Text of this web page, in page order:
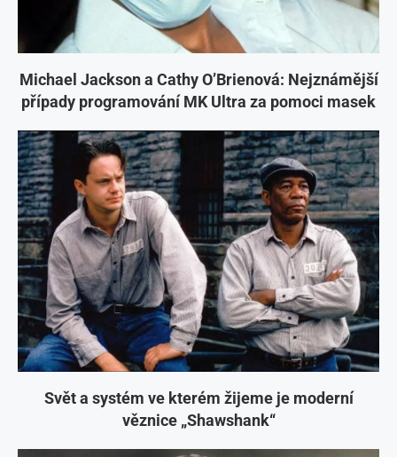
Michael Jackson a Cathy O’Brienová: Nejznámější
případy programování MK Ultra za pomoci masek
Svět a systém ve kterém žijeme je moderní
věznice „Shawshank“